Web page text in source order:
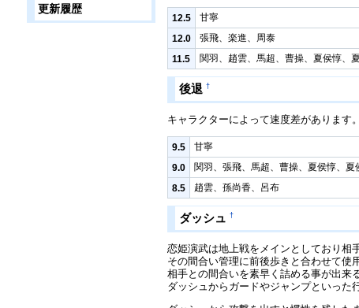
更新履歴
12.5 甘寧
12.0 張飛、楽進、周泰
11.5 関羽、趙雲、馬超、曹操、夏侯惇、
後退 †
キャラクターによって速度差があります。
9.5 甘寧
9.0 関羽、張飛、馬超、曹操、夏侯惇、
8.5 趙雲、孫尚香、呂布
ダッシュ †
恋姫演武は地上戦をメインとしており相
その間合い管理に前後歩きと合わせて使
相手との間合いを素早く詰める事が出来
ダッシュからガードやジャンプといった